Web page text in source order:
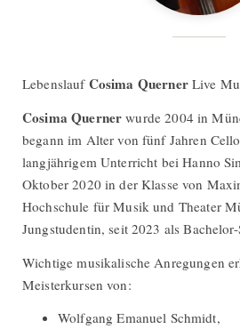
Lebenslauf Cosima QuernerLive
Cosima Querner wurde 2004 in
begann im Alter von fünf Jahren
langjährigem Unterricht bei Hanno
Oktober 2020 in der Klasse von
Hochschule für Musik und Theater
Jungstudentin, seit 2023 als
Wichtige musikalische Anregungen
Meisterkursen von:
Wolfgang Emanuel Schmidt,